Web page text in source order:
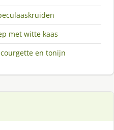
met witte kaas
en tonijn